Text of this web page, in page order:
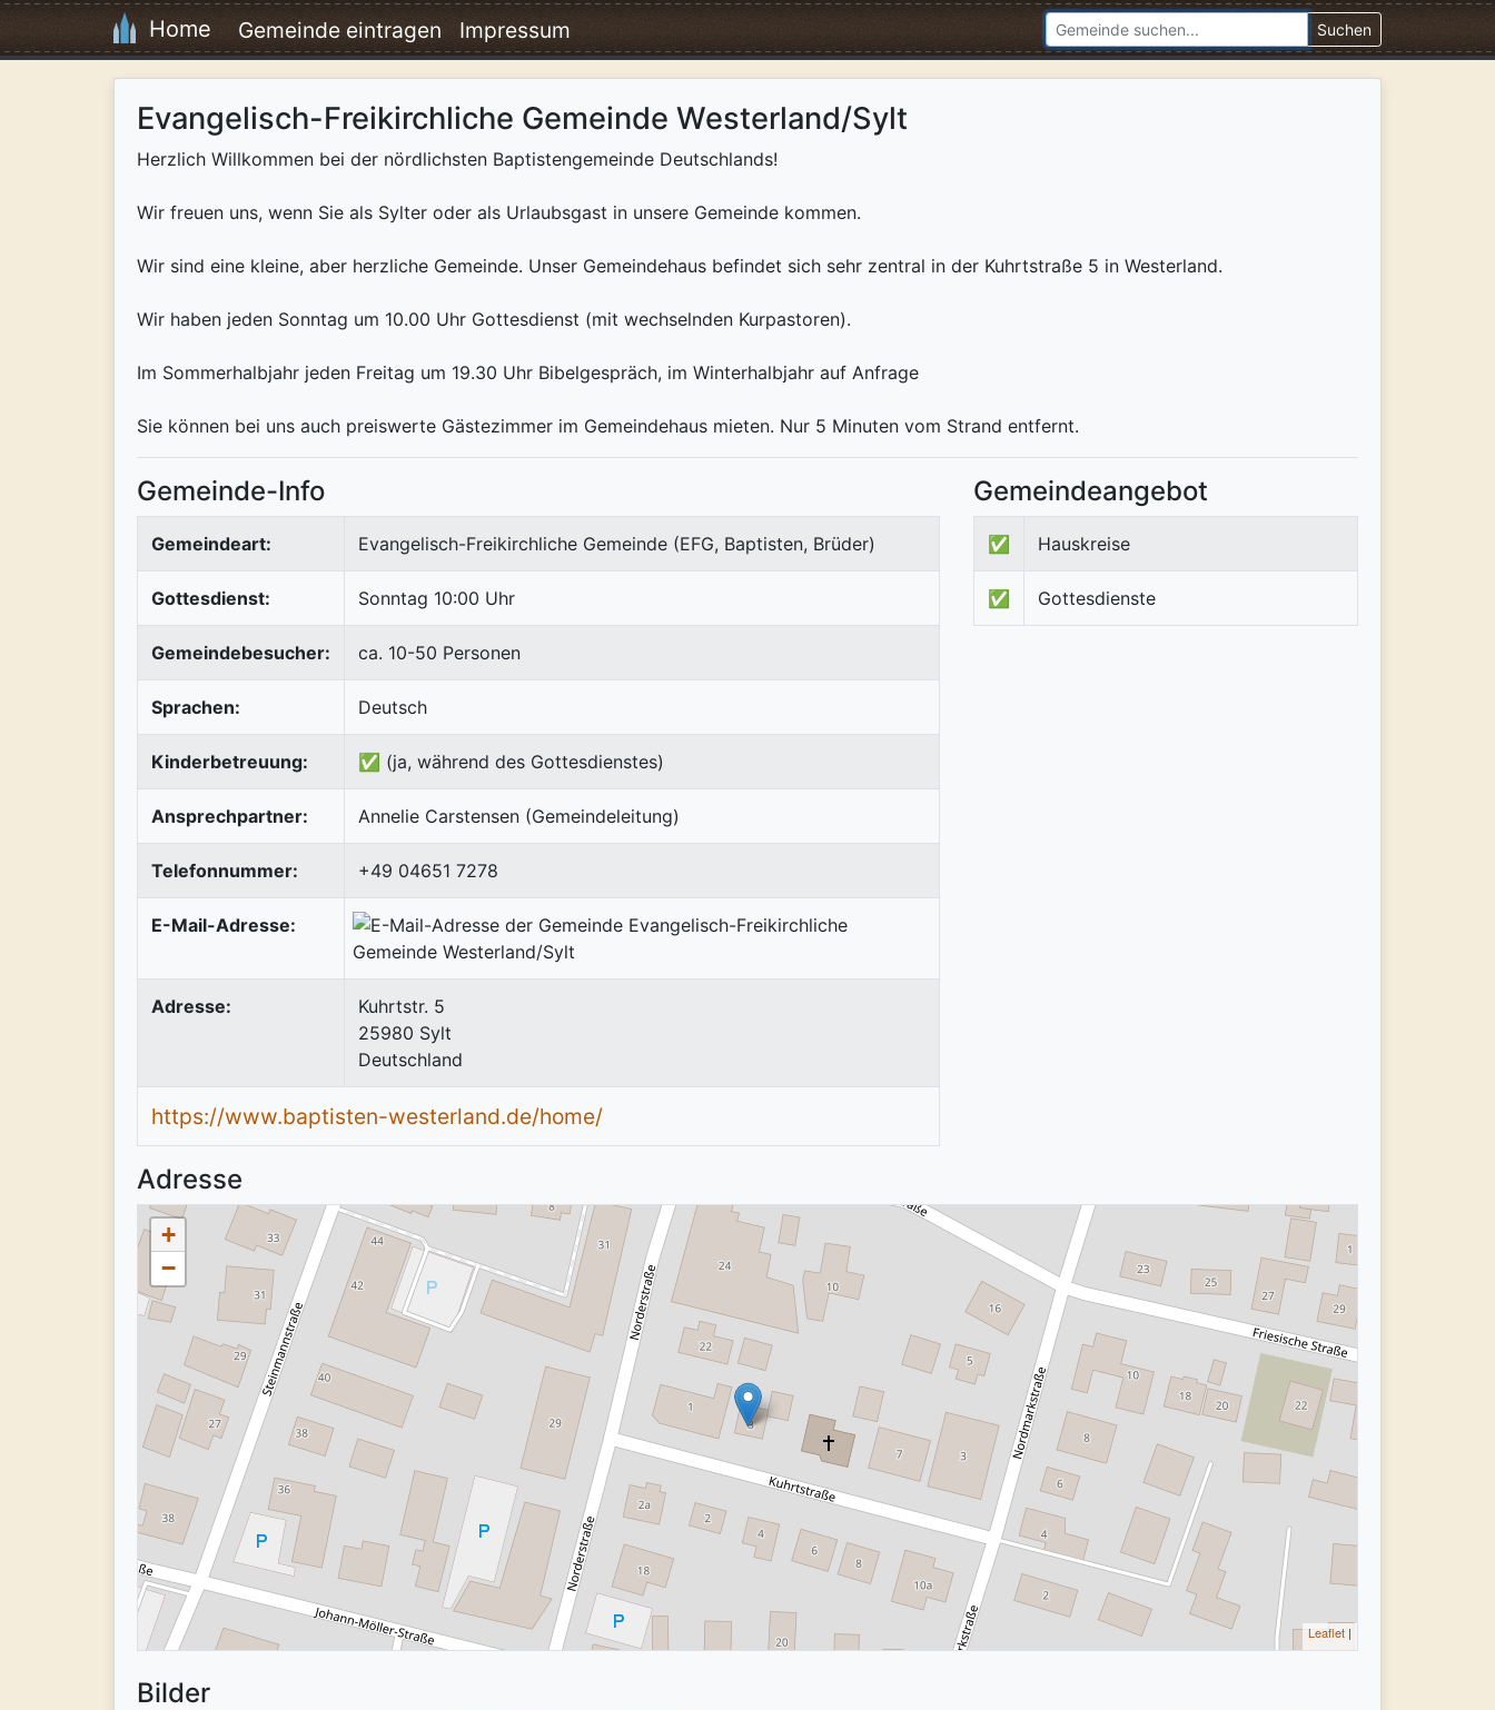
Home Gemeinde eintragen Impressum Suchen
Evangelisch-Freikirchliche Gemeinde Westerland/Sylt
Herzlich Willkommen bei der nördlichsten Baptistengemeinde Deutschlands!
Wir freuen uns, wenn Sie als Sylter oder als Urlaubsgast in unsere Gemeinde kommen.
Wir sind eine kleine, aber herzliche Gemeinde. Unser Gemeindehaus befindet sich sehr zentral in der Kuhrtstraße 5 in Westerland.
Wir haben jeden Sonntag um 10.00 Uhr Gottesdienst (mit wechselnden Kurpastoren).
Im Sommerhalbjahr jeden Freitag um 19.30 Uhr Bibelgespräch, im Winterhalbjahr auf Anfrage
Sie können bei uns auch preiswerte Gästezimmer im Gemeindehaus mieten. Nur 5 Minuten vom Strand entfernt.
Gemeinde-Info
Gemeindeart: Evangelisch-Freikirchliche Gemeinde (EFG, Baptisten, Brüder)
Gottesdienst: Sonntag 10:00 Uhr
Gemeindebesucher: ca. 10-50 Personen
Sprachen: Deutsch
Kinderbetreuung: ✅ (ja, während des Gottesdienstes)
Ansprechpartner: Annelie Carstensen (Gemeindeleitung)
Telefonnummer: +49 04651 7278
E-Mail-Adresse:
Adresse:
Kuhrtstr. 5
25980 Sylt
Deutschland
https://www.baptisten-westerland.de/home/
Gemeindeangebot
✅ Hauskreise
✅ Gottesdienste
Adresse
+
−
Leaflet |
Bilder